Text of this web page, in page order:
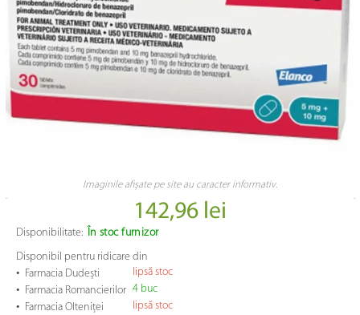
Imaginile afișate pe site au caracter informativ.
142,96 lei
Disponibilitate:
În stoc furnizor
Disponibil pentru ridicare din
• Farmacia Dudești lipsă stoc
• Farmacia Romancierilor 4 buc
• Farmacia Olteniței
lipsă stoc